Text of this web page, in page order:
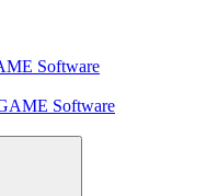
Software
Software